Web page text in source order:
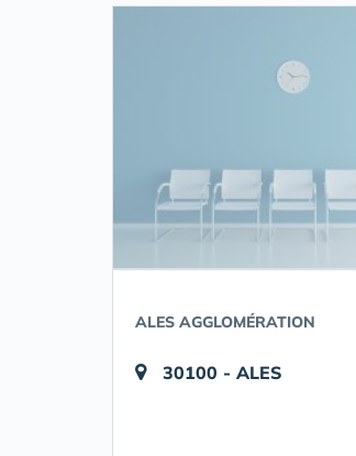
ALES AGGLOMÉRATION
30100 - ALES